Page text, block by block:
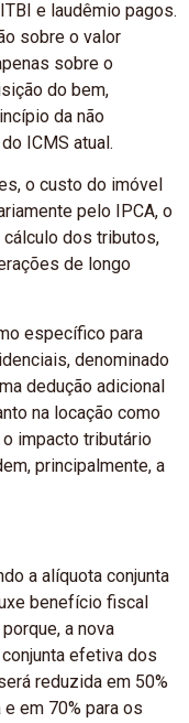
e laudêmio pagos.
sobre o valor
sobre o
do bem,
da não
ICMS atual.
o custo do imóvel
pelo IPCA, o
cálculo dos tributos,
de longo
específico para
denominado
dedução adicional
na locação como
impacto tributário
principalmente, a
a alíquota conjunta
benefício fiscal
a nova
efetiva dos
reduzida em 50%
em 70% para os